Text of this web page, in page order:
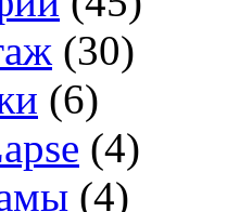
(30)
(6)
(4)
(4)